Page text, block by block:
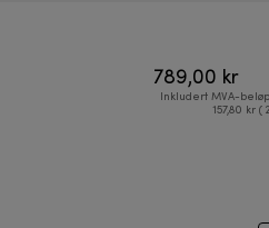
789,00 kr
Inkludert MVA-
157,80 kr (